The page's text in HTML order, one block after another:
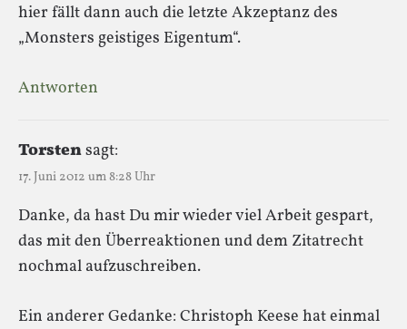
hier fällt dann auch die letzte Akzeptanz des
„Monsters geistiges Eigentum“.
Antworten
Torstensagt:
17. Juni 2012 um 8:28 Uhr
Danke, da hast Du mir wieder viel Arbeit gespart,
das mit den Überreaktionen und dem Zitatrecht
nochmal aufzuschreiben.
Ein anderer Gedanke: Christoph Keese hat einmal